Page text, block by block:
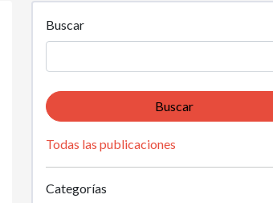
Buscar
Buscar
Todas las publicaciones
Categorías